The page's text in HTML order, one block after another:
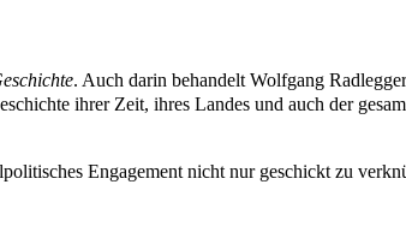
. Auch darin behandelt Wolfgang
ihrer Zeit, ihres Landes und auch der
Engagement nicht nur geschickt zu